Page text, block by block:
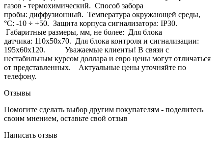
газов - термохимический. Способ забора
пробы: диффузионный. Температура окружающей среды,
°С: -10 ÷ +50. Защита корпуса сигнализатора: IP30.
Габаритные размеры, мм, не более: Для блока
датчика: 110х50х70. Для блока контроля и сигнализации:
195х60х120. Уважаемые клиенты! В связи с
нестабильным курсом доллара и евро цены могут отличаться
от представленных. Актуальные цены уточняйте по
телефону.
Отзывы
Помогите сделать выбор другим покупателям - поделитесь
своим мнением, оставьте свой отзыв
Написать отзыв